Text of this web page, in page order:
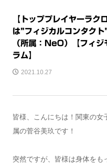
【トッププレイヤーラ
は”フィジカルコンタク
（所属：NeO）【フィジ
ラム】
2021.10.27
皆様、こんにちは！関東の
属の菅谷美玖です！
突然ですが、皆様は身体をも